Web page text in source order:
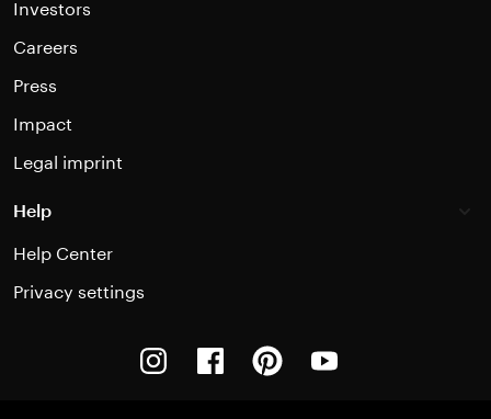
Investors
Careers
Press
Impact
Legal imprint
Help
Help Center
Privacy settings
InstagramFacebookPinterest